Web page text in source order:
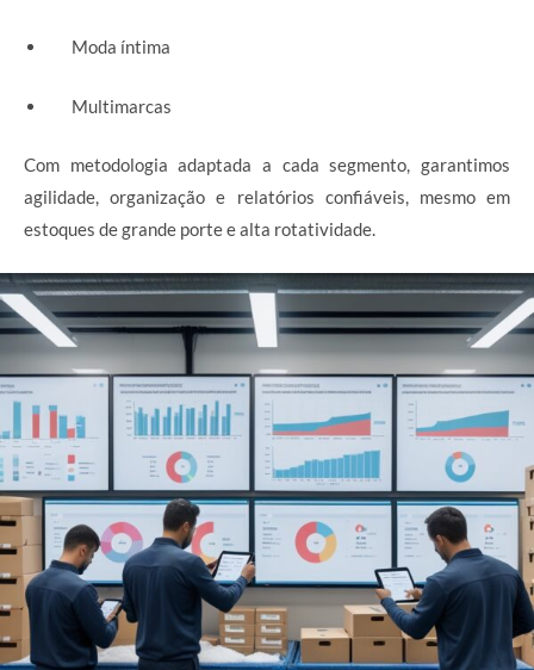
Moda íntima
Multimarcas
Com metodologia adaptada a cada segmento, garantimos
agilidade, organização e relatórios confiáveis, mesmo em
estoques de grande porte e alta rotatividade.